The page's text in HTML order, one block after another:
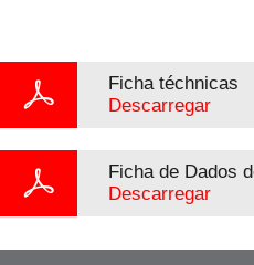
Ficha téchnicas
Descarregar
Ficha de Dados
Descarregar